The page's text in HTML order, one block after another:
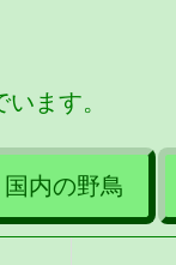
ます。
国内の野鳥